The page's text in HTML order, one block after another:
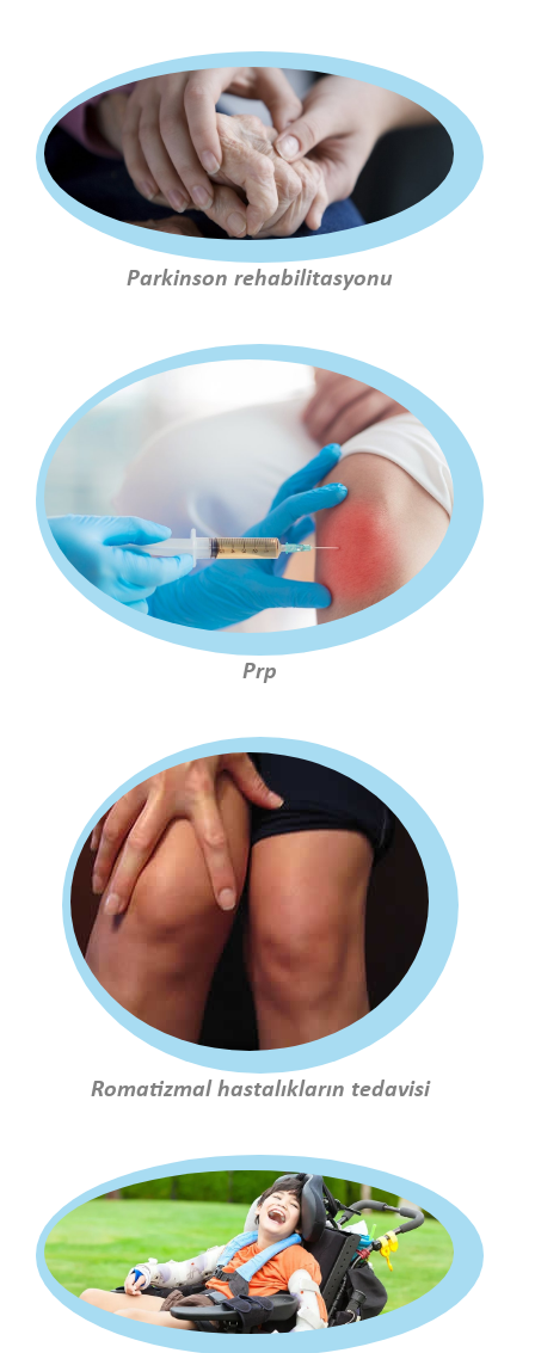
Parkinson rehabilitasyonu
Prp
Romatizmal hastalıkların tedavisi